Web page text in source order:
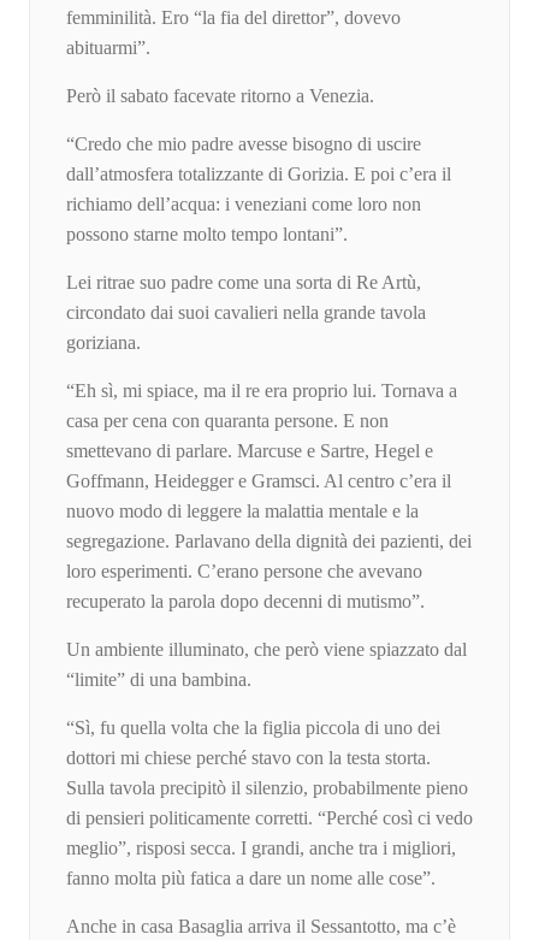
femminilità. Ero “la fia del direttor”, dovevo
abituarmi”.
Però il sabato facevate ritorno a Venezia.
“Credo che mio padre avesse bisogno di uscire
dall’atmosfera totalizzante di Gorizia. E poi c’era il
richiamo dell’acqua: i veneziani come loro non
possono starne molto tempo lontani”.
Lei ritrae suo padre come una sorta di Re Artù,
circondato dai suoi cavalieri nella grande tavola
goriziana.
“Eh sì, mi spiace, ma il re era proprio lui. Tornava a
casa per cena con quaranta persone. E non
smettevano di parlare. Marcuse e Sartre, Hegel e
Goffmann, Heidegger e Gramsci. Al centro c’era il
nuovo modo di leggere la malattia mentale e la
segregazione. Parlavano della dignità dei pazienti, dei
loro esperimenti. C’erano persone che avevano
recuperato la parola dopo decenni di mutismo”.
Un ambiente illuminato, che però viene spiazzato dal
“limite” di una bambina.
“Sì, fu quella volta che la figlia piccola di uno dei
dottori mi chiese perché stavo con la testa storta.
Sulla tavola precipitò il silenzio, probabilmente pieno
di pensieri politicamente corretti. “Perché così ci vedo
meglio”, risposi secca. I grandi, anche tra i migliori,
fanno molta più fatica a dare un nome alle cose”.
Anche in casa Basaglia arriva il Sessantotto, ma c’è